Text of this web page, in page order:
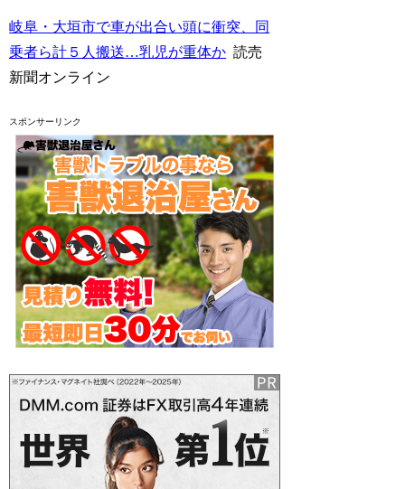
岐阜・大垣市で車が出合い頭に衝突、同
乗者ら計５人搬送…乳児が重体か 読売
新聞オンライン
スポンサーリンク